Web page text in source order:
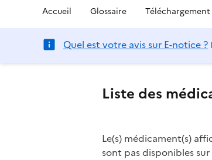
Accueil Glossaire Téléchargement
Quel est votre avis sur E-notice ?
Liste des
Le(s) médicament(s)
sont pas disponibles sur